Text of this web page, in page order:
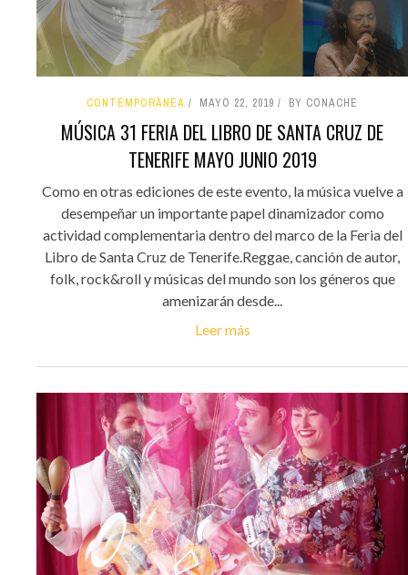
CONTEMPORÁNEA MAYO 22, 2019 BY CONACHE
MÚSICA 31 FERIA DEL LIBRO DE SANTA CRUZ DE
TENERIFE MAYO JUNIO 2019
Como en otras ediciones de este evento, la música vuelve a
desempeñar un importante papel dinamizador como
actividad complementaria dentro del marco de la Feria del
Libro de Santa Cruz de Tenerife.Reggae, canción de autor,
folk, rock&roll y músicas del mundo son los géneros que
amenizarán desde...
Leer más